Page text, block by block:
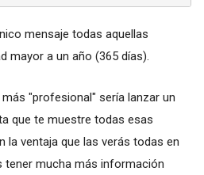
mensaje todas aquellas
mayor a un año (365 días).
"profesional" sería lanzar un
que te muestre todas esas
la ventaja que las verás todas en
tener mucha más información